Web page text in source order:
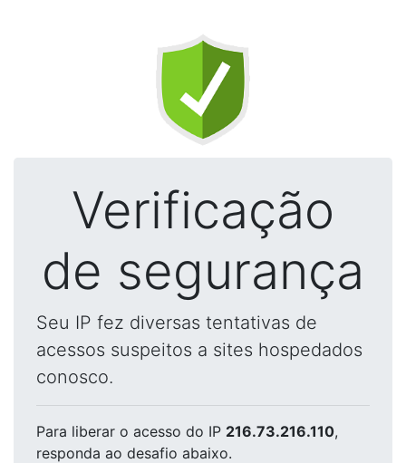
Verificação
de segurança
Seu IP fez diversas tentativas de
acessos suspeitos a sites hospedados
conosco.
Para liberar o acesso do IP 216.73.216.110,
responda ao desafio abaixo.